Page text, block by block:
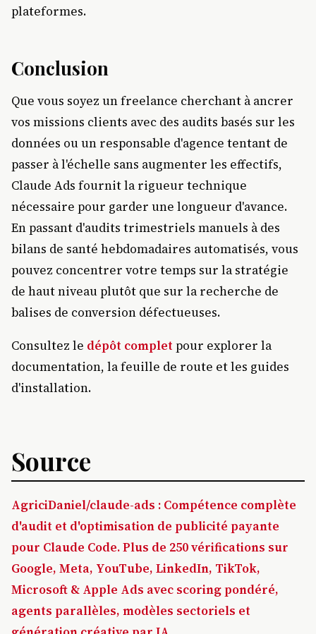
plateformes.
Conclusion
Que vous soyez un freelance cherchant à ancrer
vos missions clients avec des audits basés sur les
données ou un responsable d'agence tentant de
passer à l'échelle sans augmenter les effectifs,
Claude Ads fournit la rigueur technique
nécessaire pour garder une longueur d'avance.
En passant d'audits trimestriels manuels à des
bilans de santé hebdomadaires automatisés, vous
pouvez concentrer votre temps sur la stratégie
de haut niveau plutôt que sur la recherche de
balises de conversion défectueuses.
Consultez le dépôt complet pour explorer la
documentation, la feuille de route et les guides
d'installation.
Source
AgriciDaniel/claude-ads : Compétence complète
d'audit et d'optimisation de publicité payante
pour Claude Code. Plus de 250 vérifications sur
Google, Meta, YouTube, LinkedIn, TikTok,
Microsoft & Apple Ads avec scoring pondéré,
agents parallèles, modèles sectoriels et